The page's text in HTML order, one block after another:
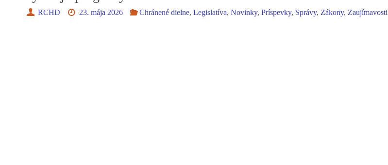
RCHD 23. mája 2026 Chránené dielne,Legislatíva,Novinky,Príspevky, Správy,Zákony,Zaujímavosti